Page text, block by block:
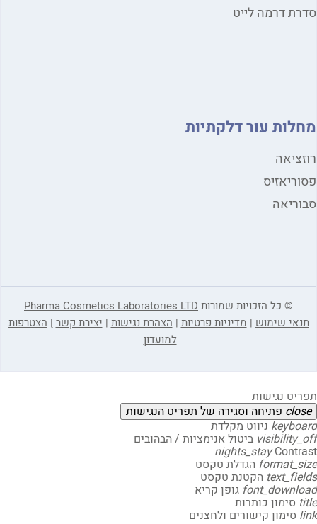
סדרת דרמה לייט
מחלות עור דלקתיות
רוזציאה
פסוריאזיס
סבוריאה
© כל הזכויות שמורות Pharma Cosmetics Laboratories LTD
תנאי שימוש | מדיניות פרטיות | הצהרת נגישות | יצירת קשר | הצטרפות
למועדון
תפריט נגישות
close פתיחה וסגירה של תפריט הנגישות
keyboard ניווט מקלדת
visibility_off ביטול אנימציות / הבהובים
nights_stay Contrast
format_size הגדלת טקסט
text_fields הקטנת טקסט
font_download גופן קריא
title סימון כותרות
link סימון קישורים ולחצנים